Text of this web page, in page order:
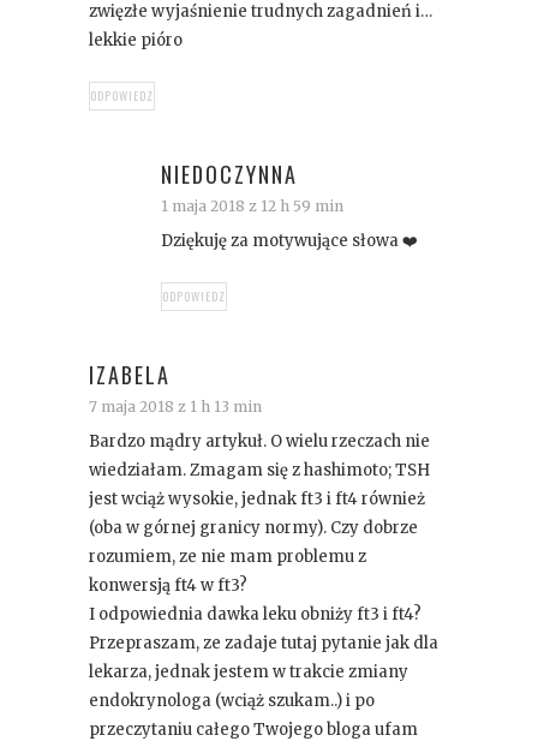
zwięzłe wyjaśnienie trudnych zagadnień i…
lekkie pióro
ODPOWIEDZ
NIEDOCZYNNA
1 maja 2018 z 12 h 59 min
Dziękuję za motywujące słowa ❤️
ODPOWIEDZ
IZABELA
7 maja 2018 z 1 h 13 min
Bardzo mądry artykuł. O wielu rzeczach nie
wiedziałam. Zmagam się z hashimoto; TSH
jest wciąż wysokie, jednak ft3 i ft4 również
(oba w górnej granicy normy). Czy dobrze
rozumiem, ze nie mam problemu z
konwersją ft4 w ft3?
I odpowiednia dawka leku obniży ft3 i ft4?
Przepraszam, ze zadaje tutaj pytanie jak dla
lekarza, jednak jestem w trakcie zmiany
endokrynologa (wciąż szukam..) i po
przeczytaniu całego Twojego bloga ufam